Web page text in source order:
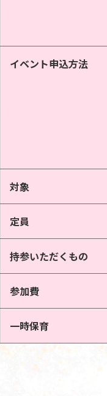
イベント申込方法
対象
定員
持参いただくもの
参加費
一時保育